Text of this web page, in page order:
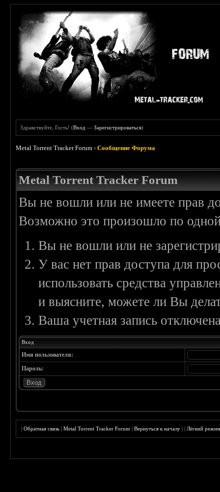
Здравствуйте, Гость! (Вход —Зарегистрироваться)
Metal Torrent Tracker Forum ›Сообщение Форума
Metal Torrent Tracker Forum
Вы не вошли или не имеете прав
Возможно это произошло по
Вы не вошли или не
У вас нет прав доступа для
использовать средства
и выясните, можете ли Вы
Ваша учетная запись
Вход
Имя пользователя:
Пароль:
|Обратная связь |Metal Torrent Tracker Forum |Вернуться к началу ||Лёгкий